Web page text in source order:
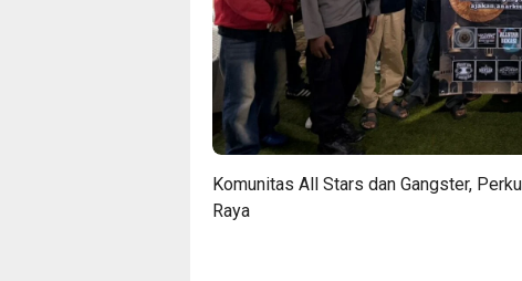
Komunitas All Stars dan Gangster,
Raya